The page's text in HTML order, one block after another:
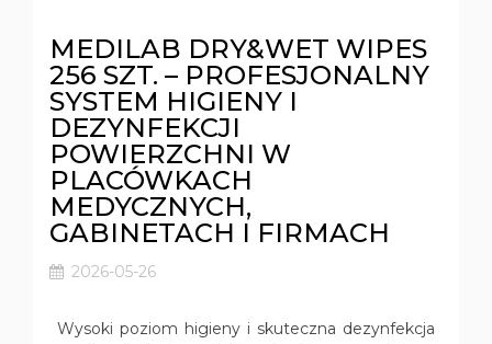
MEDILAB DRY&WET WIPES
256 SZT. – PROFESJONALNY
SYSTEM HIGIENY I
DEZYNFEKCJI
POWIERZCHNI W
PLACÓWKACH
MEDYCZNYCH,
GABINETACH I FIRMACH
2026-05-26
Wysoki poziom higieny i skuteczna dezynfekcja